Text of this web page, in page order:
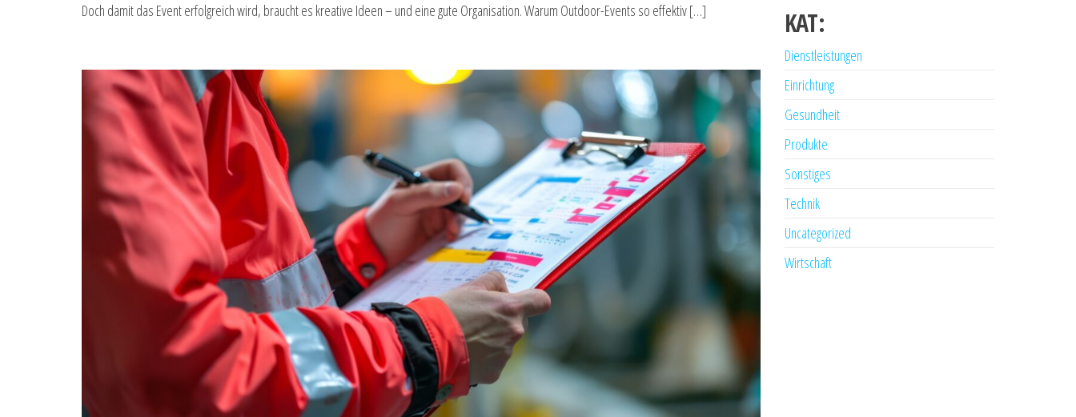
Doch damit das Event erfolgreich wird, braucht es kreative Ideen – und eine gute Organisation. Warum Outdoor-Events so effektiv […]
KAT:
Dienstleistungen
Einrichtung
Gesundheit
Produkte
Sonstiges
Technik
Uncategorized
Wirtschaft